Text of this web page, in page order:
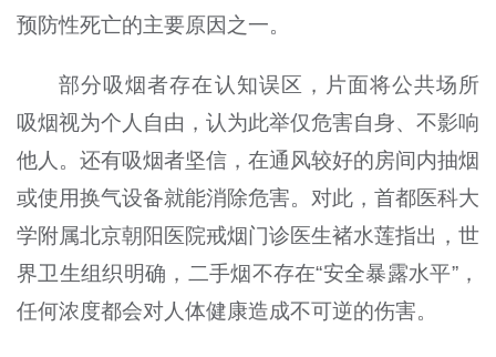
预防性死亡的主要原因之一。
部分吸烟者存在认知误区，片面将公共场所
吸烟视为个人自由，认为此举仅危害自身、不影响
他人。还有吸烟者坚信，在通风较好的房间内抽烟
或使用换气设备就能消除危害。对此，首都医科大
学附属北京朝阳医院戒烟门诊医生褚水莲指出，世
界卫生组织明确，二手烟不存在“安全暴露水平”，
任何浓度都会对人体健康造成不可逆的伤害。